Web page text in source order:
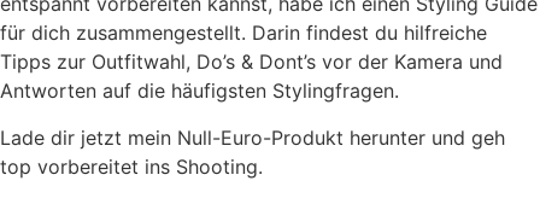
für dich zusammengestellt. Darin findest du hilfreiche
Tipps zur Outfitwahl, Do’s & Dont’s vor der Kamera und
Antworten auf die häufigsten Stylingfragen.
Lade dir jetzt mein Null-Euro-Produkt herunter und geh
top vorbereitet ins Shooting.